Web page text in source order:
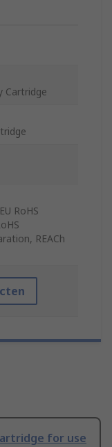
Cartridge
RoHS
REACh
for use